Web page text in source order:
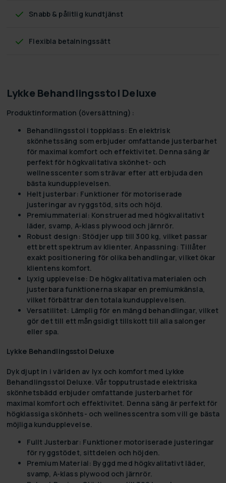
Snabb & pålitlig kundtjänst
Flexibla betalningssätt
Lykke Behandlingsstol Deluxe
Produktinformation (översättning):
Behandlingsstol i toppklass: En elektrisk
skönhetssäng som erbjuder omfattande justerbarhet
för maximal komfort och effektivitet. Denna säng är
perfekt för högkvalitativa skönhet- och
wellnesscenter som strävar efter att erbjuda den
bästa kundupplevelsen.
Helt justerbar: Funktioner för motoriserade
justeringar av ryggstöd, sits och höjd.
Premiummaterial: Konstruerad med högkvalitativt
läder, svamp, A-klass plywood och järnrör.
Robust design: Stödjer upp till 300 kg, vilket passar
ett brett spektrum av klienter. Anpassning: Tillåter
exakt positionering för olika behandlingar, vilket ökar
klientens komfort.
Lyxig upplevelse: De högkvalitativa materialen och
justerbara funktionerna skapar en premiumkänsla,
vilket förbättrar den totala kundupplevelsen.
Versatilitet: Lämplig för en mängd behandlingar, vilket
gör det till ett mångsidigt tillskott till alla salonger
eller spa.
Lykke Behandlingsstol Deluxe
Dyk djupt in i världen av lyx och komfort med Lykke
Behandlingsstol Deluxe. Vår topputrustade elektriska
skönhetsbädd erbjuder omfattande justerbarhet för
maximal komfort och effektivitet. Denna säng är perfekt för
högklassiga skönhets- och wellnesscentra som vill ge bästa
möjliga kundupplevelse.
Fullt Justerbar: Funktioner motoriserade justeringar
för ryggstödet, sittdelen och höjden.
Premium Material: Byggd med högkvalitativt läder,
svamp, A-klass plywood och järnrör.